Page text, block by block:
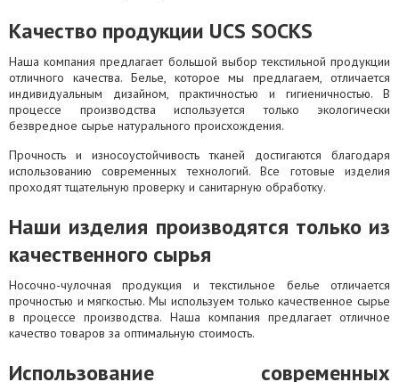
Качество продукции UCS SOCKS
Наша компания предлагает большой выбор текстильной продукции
отличного качества. Белье, которое мы предлагаем, отличается
индивидуальным дизайном, практичностью и гигиеничностью. В
процессе производства используется только экологически
безвредное сырье натурального происхождения.
Прочность и износоустойчивость тканей достигаются благодаря
использованию современных технологий. Все готовые изделия
проходят тщательную проверку и санитарную обработку.
Наши изделия производятся только из
качественного сырья
Носочно-чулочная продукция и текстильное белье отличается
прочностью и мягкостью. Мы используем только качественное сырье
в процессе производства. Наша компания предлагает отличное
качество товаров за оптимальную стоимость.
Использование современных